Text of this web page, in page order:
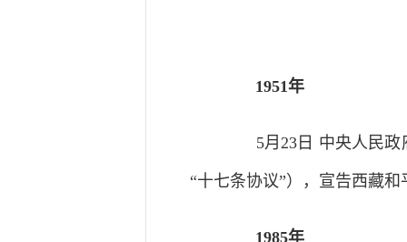
1951年
5月23日 中央人民政
“十七条协议”），宣告西藏
1985年